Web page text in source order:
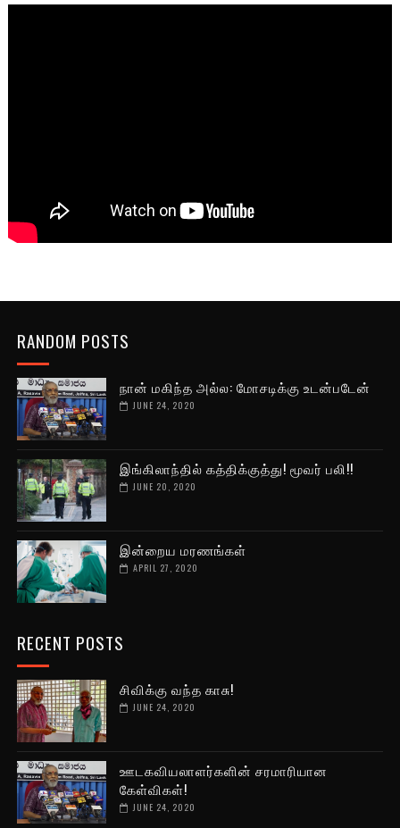
RANDOM POSTS
நான் மகிந்த அல்ல: மோசடிக்கு உடன்படேன்
JUNE 24, 2020
இங்கிலாந்தில் கத்திக்குத்து! மூவர் பலி!!
JUNE 20, 2020
இன்றைய மரணங்கள்
APRIL 27, 2020
RECENT POSTS
சிவிக்கு வந்த காசு!
JUNE 24, 2020
ஊடகவியலாளர்களின் சரமாரியான
கேள்விகள்!
JUNE 24, 2020